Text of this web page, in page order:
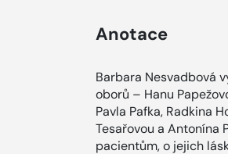
Anotace
Barbara Nesvadbová
oborů – Hanu
Pavla Pafka, Radkina
Tesařovou a Antonína
pacientům, o jejich